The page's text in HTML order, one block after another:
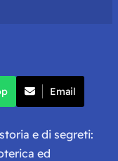
Email
e di segreti:
ed